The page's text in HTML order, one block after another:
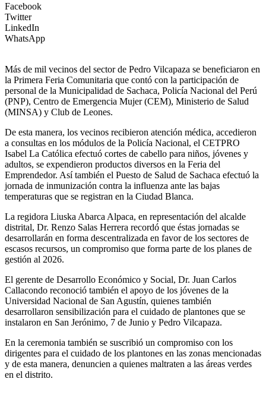
Facebook
Twitter
LinkedIn
WhatsApp
Más de mil vecinos del sector de Pedro Vilcapaza se beneficiaron en
la Primera Feria Comunitaria que contó con la participación de
personal de la Municipalidad de Sachaca, Policía Nacional del Perú
(PNP), Centro de Emergencia Mujer (CEM), Ministerio de Salud
(MINSA) y Club de Leones.
De esta manera, los vecinos recibieron atención médica, accedieron
a consultas en los módulos de la Policía Nacional, el CETPRO
Isabel La Católica efectuó cortes de cabello para niños, jóvenes y
adultos, se expendieron productos diversos en la Feria del
Emprendedor. Así también el Puesto de Salud de Sachaca efectuó la
jornada de inmunización contra la influenza ante las bajas
temperaturas que se registran en la Ciudad Blanca.
La regidora Liuska Abarca Alpaca, en representación del alcalde
distrital, Dr. Renzo Salas Herrera recordó que éstas jornadas se
desarrollarán en forma descentralizada en favor de los sectores de
escasos recursos, un compromiso que forma parte de los planes de
gestión al 2026.
El gerente de Desarrollo Económico y Social, Dr. Juan Carlos
Callacondo reconoció también el apoyo de los jóvenes de la
Universidad Nacional de San Agustín, quienes también
desarrollaron sensibilización para el cuidado de plantones que se
instalaron en San Jerónimo, 7 de Junio y Pedro Vilcapaza.
En la ceremonia también se suscribió un compromiso con los
dirigentes para el cuidado de los plantones en las zonas mencionadas
y de esta manera, denuncien a quienes maltraten a las áreas verdes
en el distrito.